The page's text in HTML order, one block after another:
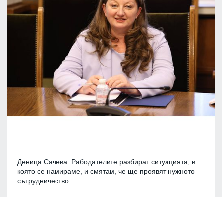
Деница Сачева: Рабодателите разбират ситуацията, в
която се намираме, и смятам, че ще проявят нужното
сътрудничество